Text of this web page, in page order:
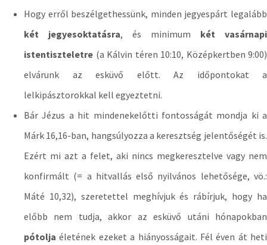
Hogy erről beszélgethessünk, minden jegyespárt legalább
két jegyesoktatásra, és minimum két vasárnapi
istentiszteletre (a Kálvin téren 10:10, Középkertben 9:00)
elvárunk az esküvő előtt. Az időpontokat a
lelkipásztorokkal kell egyeztetni.
Bár Jézus a hit mindenekelőtti fontosságát mondja ki a
Márk 16,16-ban, hangsúlyozza a keresztség jelentőségét is.
Ezért mi azt a felet, aki nincs megkeresztelve vagy nem
konfirmált (= a hitvallás első nyilvános lehetősége, vö.:
Máté 10,32), szeretettel meghívjuk és rábírjuk, hogy ha
előbb nem tudja, akkor az esküvő utáni hónapokban
pótolja életének ezeket a hiányosságait. Fél éven át heti